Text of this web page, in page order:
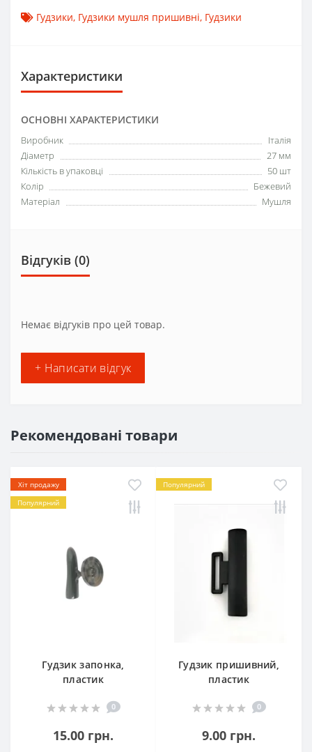
Гудзики, Гудзики мушля пришивні, Гудзики
Характеристики
ОСНОВНІ ХАРАКТЕРИСТИКИ
Виробник
Італія
Діаметр
27 мм
Кількість в упаковці
50 шт
Колір
Бежевий
Матеріал
Мушля
Відгуків (0)
Немає відгуків про цей товар.
+ Написати відгук
Рекомендовані товари
Хіт продажу
Популярний
Гудзик запонка,
пластик
0
15.00 грн.
Популярний
Гудзик пришивний,
пластик
0
9.00 грн.